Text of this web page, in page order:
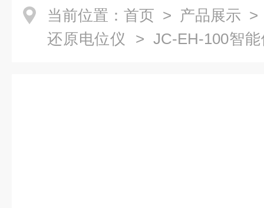
当前位置： 首页 > 产品展示
还原电位仪 > JC-EH-100智